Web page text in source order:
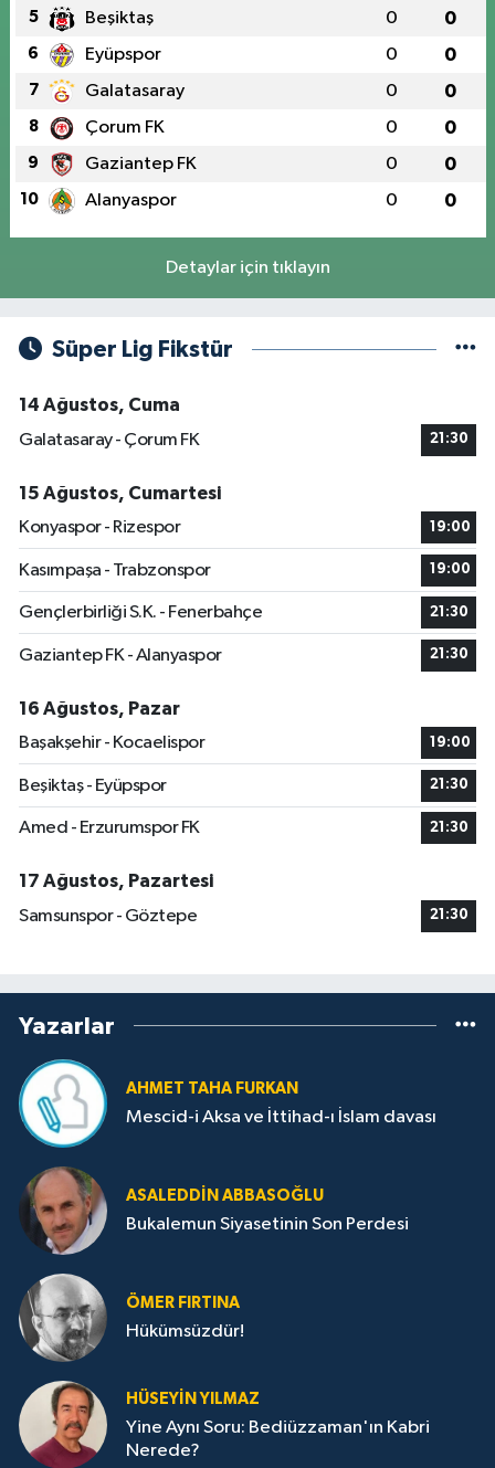
5 Beşiktaş 0 0
6 Eyüpspor 0 0
7 Galatasaray 0 0
8 Çorum FK 0 0
9 Gaziantep FK 0 0
10 Alanyaspor 0 0
Detaylar için tıklayın
Süper Lig Fikstür
14 Ağustos, Cuma
Galatasaray - Çorum FK
21:30
15 Ağustos, Cumartesi
Konyaspor - Rizespor
19:00
Kasımpaşa - Trabzonspor 19:00
Gençlerbirliği S.K. - Fenerbahçe 21:30
Gaziantep FK - Alanyaspor 21:30
16 Ağustos, Pazar
Başakşehir - Kocaelispor
19:00
Beşiktaş - Eyüpspor 21:30
Amed - Erzurumspor FK 21:30
17 Ağustos, Pazartesi
Samsunspor - Göztepe
21:30
Yazarlar
AHMET TAHA FURKAN
Mescid-i Aksa ve İttihad-ı İslam davası
ASALEDDIN ABBASOĞLU
Bukalemun Siyasetinin Son Perdesi
ÖMER FIRTINA
Hükümsüzdür!
HÜSEYIN YILMAZ
Yine Aynı Soru: Bediüzzaman'ın Kabri
Nerede?